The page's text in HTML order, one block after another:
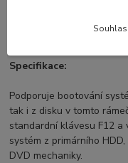
Specifikace:
Podporuje bootování
tak i z disku v tomto
standardní klávesu F12
systém z primárního
DVD mechaniky.